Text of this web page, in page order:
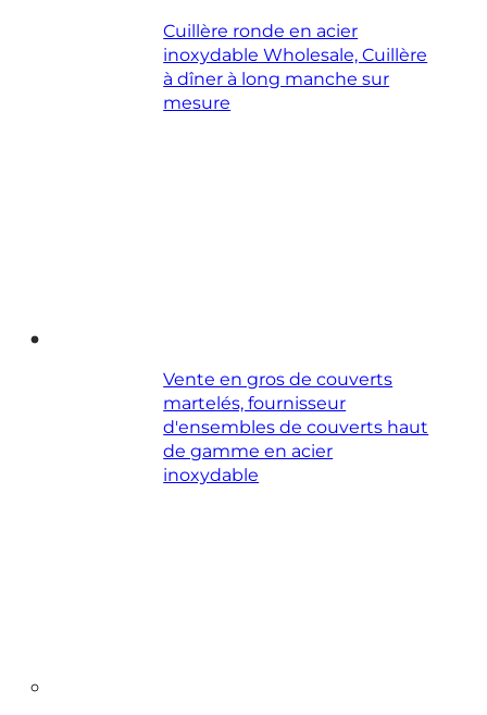
Cuillère ronde en acier
inoxydable Wholesale, Cuillère
à dîner à long manche sur
mesure
Vente en gros de couverts
martelés, fournisseur
d'ensembles de couverts haut
de gamme en acier
inoxydable